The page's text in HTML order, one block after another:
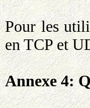
Pour les
en TCP et
Annexe 4: